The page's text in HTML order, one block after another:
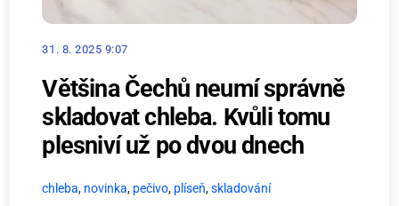
31. 8. 2025 9:07
Většina Čechů neumí správně
skladovat chleba. Kvůli tomu
plesniví už po dvou dnech
chleba, novinka, pečivo, plíseň,skladování